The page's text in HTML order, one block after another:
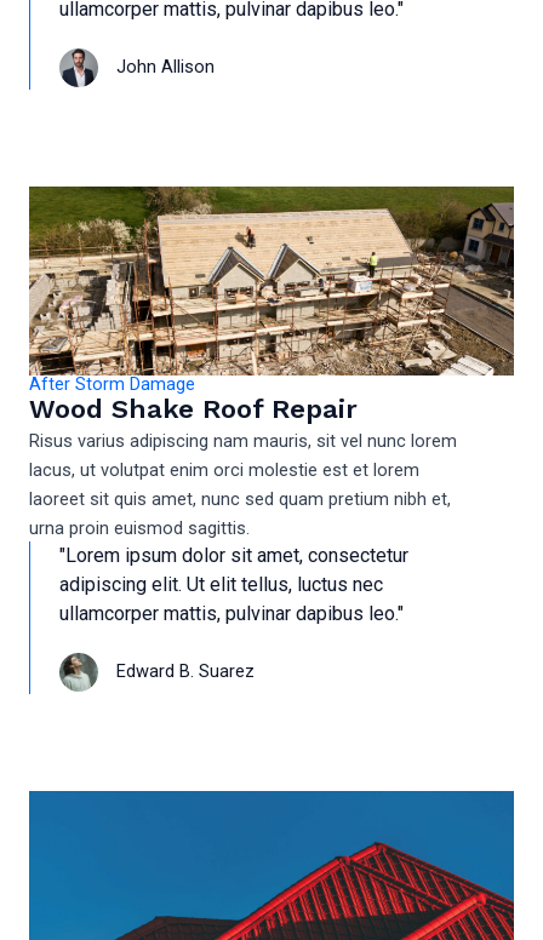
ullamcorper mattis, pulvinar dapibus leo."
John Allison
After Storm Damage
Wood Shake Roof Repair
Risus varius adipiscing nam mauris, sit vel nunc lorem
lacus, ut volutpat enim orci molestie est et lorem
laoreet sit quis amet, nunc sed quam pretium nibh et,
urna proin euismod sagittis.
"Lorem ipsum dolor sit amet, consectetur
adipiscing elit. Ut elit tellus, luctus nec
ullamcorper mattis, pulvinar dapibus leo."
Edward B. Suarez